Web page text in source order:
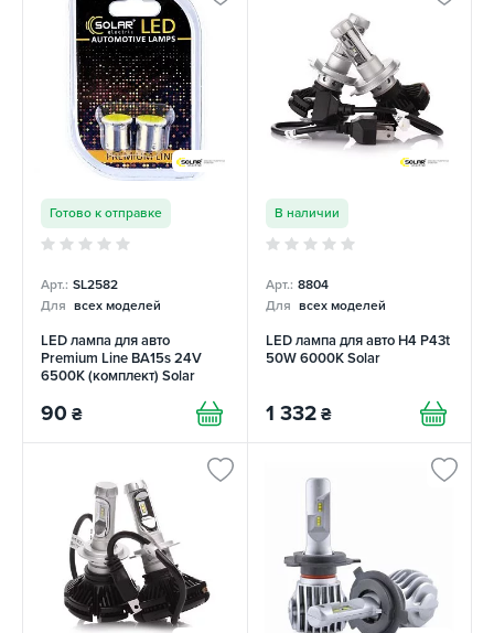
Готово к отправке
Арт.: SL2582
Для всех моделей
LED лампа для авто
Premium Line BA15s 24V
6500K (комплект) Solar
90 ₴
В наличии
Арт.: 8804
Для всех моделей
LED лампа для авто H4 P43t
50W 6000K Solar
1 332 ₴